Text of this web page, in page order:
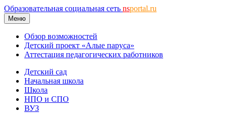
Образовательная социальная сеть nsportal.ru
Меню
Обзор возможностей
Детский проект «Алые паруса»
Аттестация педагогических работников
Детский сад
Начальная школа
Школа
НПО и СПО
ВУЗ